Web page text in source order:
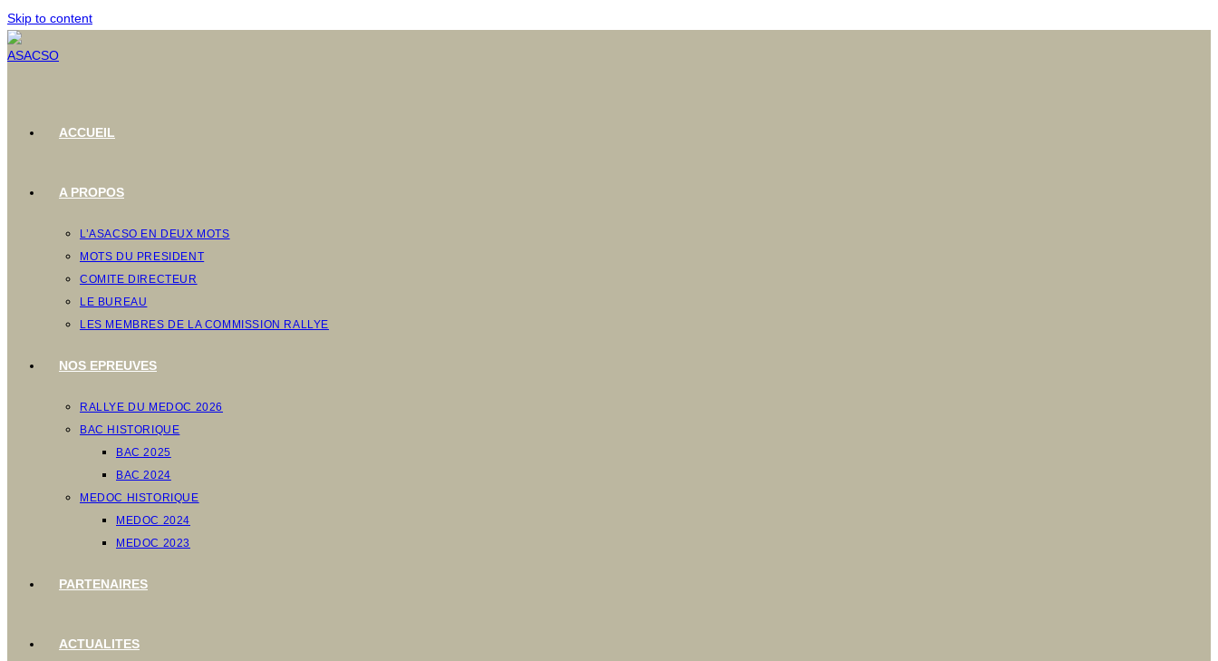
Skip to content
ACCUEIL
A PROPOS
L’ASACSO EN DEUX MOTS
MOTS DU PRESIDENT
COMITE DIRECTEUR
LE BUREAU
LES MEMBRES DE LA COMMISSION RALLYE
NOS EPREUVES
RALLYE DU MEDOC 2026
BAC HISTORIQUE
BAC 2025
BAC 2024
MEDOC HISTORIQUE
MEDOC 2024
MEDOC 2023
PARTENAIRES
ACTUALITES